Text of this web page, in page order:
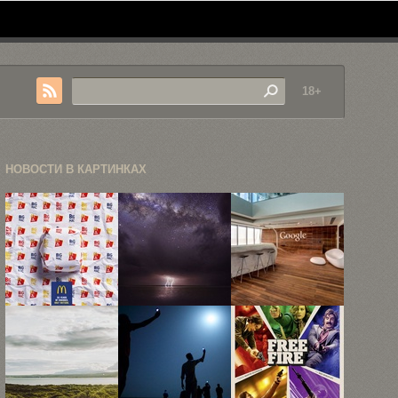
18+
НОВОСТИ В КАРТИНКАХ
Рекламная
ода «Биг-
Маку», или
как ...
завораживающих
фотографий
космоса 2015
Современная
штаб-
квартира
Google в
Тель-Авиве